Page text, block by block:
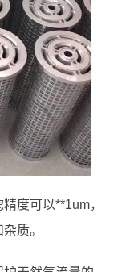
度可以**1um，
质。